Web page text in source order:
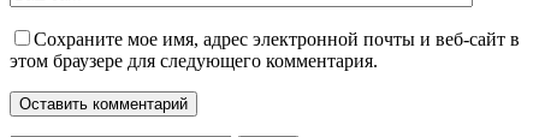
Сохраните мое имя, адрес электронной почты и веб-сайт в
этом браузере для следующего комментария.